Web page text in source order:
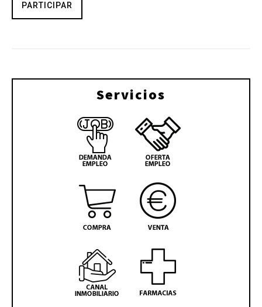
PARTICIPAR
Servicios